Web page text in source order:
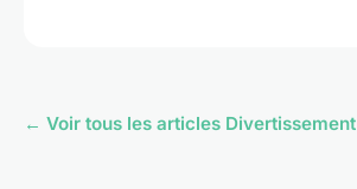
← Voir tous les articles Divertissement